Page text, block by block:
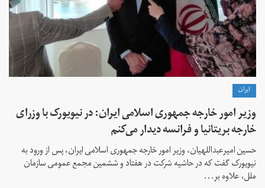
ايران
وزیر امور خارجه جمهوری اسلامی ایران: در نیویورک با وزرای
خارجه بریتانیا و فرانسه دیدار می‌کنم
حسین امیرعبداللهیان، وزیر امور خارجه جمهوری اسلامی ایران، پس از ورود به
نیویورک گفت که در حاشیه شرکت در هفتاد و ششمین مجمع عمومی سازمان
ملل، علاوه بر...